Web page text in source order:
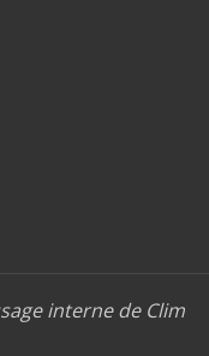
interne de Clim